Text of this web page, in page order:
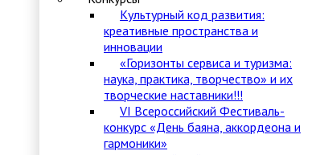
Культурный код развития:
креативные пространства и
инновации
«Горизонты сервиса и туризма:
наука, практика, творчество» и их
творческие наставники!!!
VI Всероссийский Фестиваль-
конкурс «День баяна, аккордеона и
гармоники»